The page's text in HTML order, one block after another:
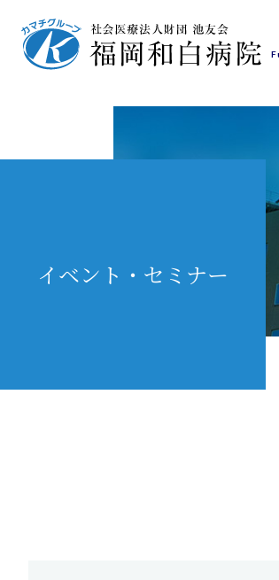
イベント・セミナー